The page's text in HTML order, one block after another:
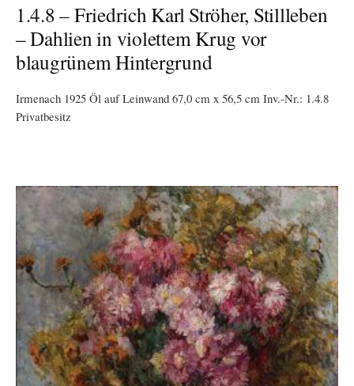
1.4.8 – Friedrich Karl Ströher, Stillleben
– Dahlien in violettem Krug vor
blaugrünem Hintergrund
Irmenach 1925 Öl auf Leinwand 67,0 cm x 56,5 cm Inv.-Nr.: 1.4.8
Privatbesitz